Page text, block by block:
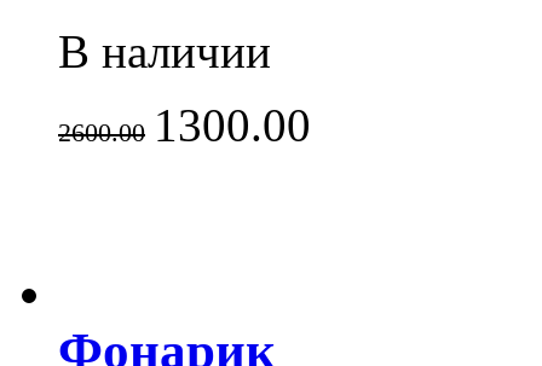
В наличии
2600.00 1300.00
Фонарик